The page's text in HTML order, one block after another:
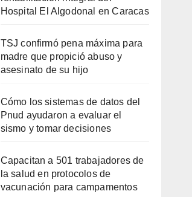
Hospital El Algodonal en Caracas
TSJ confirmó pena máxima para
madre que propició abuso y
asesinato de su hijo
Cómo los sistemas de datos del
Pnud ayudaron a evaluar el
sismo y tomar decisiones
Capacitan a 501 trabajadores de
la salud en protocolos de
vacunación para campamentos